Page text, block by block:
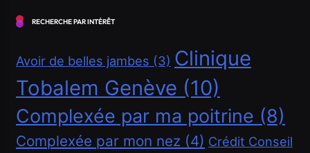
RECHERCHE PAR INTÉRÊT
Avoir de belles jambes (3) Clinique
Tobalem Genève (10)
Complexée par ma poitrine (8)
Complexée par mon nez (4) Crédit Conseil